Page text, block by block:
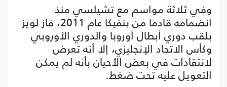
وفي ثلاثة مواسم مع تشيلسي منذ
انضمامه قادما من بنفيكا عام 2011، فاز لويز
بلقب دوري أبطال أوروبا والدوري الأوروبي
وكأس الاتحاد الإنجليزي، إلا أنه تعرض
لانتقادات في بعض الأحيان بأنه لم يمكن
التعويل عليه تحت ضغط.